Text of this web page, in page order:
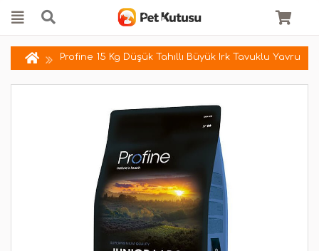
Profine 15 Kg Düşük Tahıllı Büyük Irk Tavuklu Yavru